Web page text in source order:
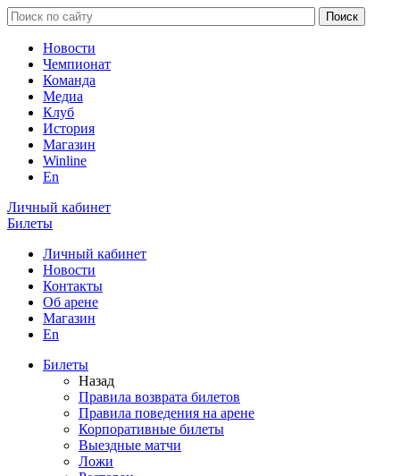
Новости
Чемпионат
Команда
Медиа
Клуб
История
Магазин
Winline
En
Личный кабинет
Билеты
Личный кабинет
Новости
Контакты
Об арене
Магазин
En
Билеты
Назад
Правила возврата билетов
Правила поведения на арене
Корпоративные билеты
Выездные матчи
Ложи